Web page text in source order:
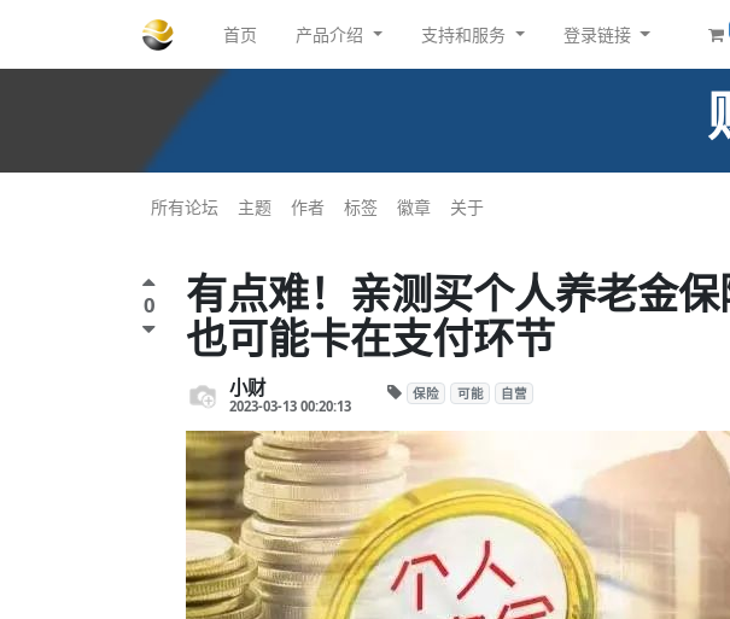
首页 产品介绍 支持和服务 登录链接
所有论坛 主题 作者 标签 徽章 关于
0 有点难！亲测买个人养老金
也可能卡在支付环节
小财
2023-03-13 00:20:13
保险 可能 自营